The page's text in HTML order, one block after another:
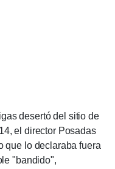
desertó del sitio de
el director Posadas
que lo declaraba fuera
"bandido",